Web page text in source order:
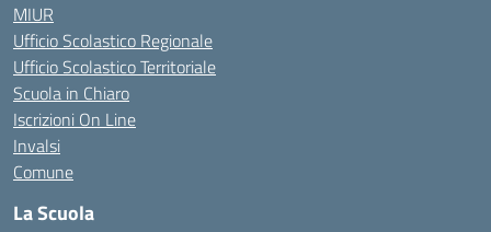
MIUR
Ufficio Scolastico Regionale
Ufficio Scolastico Territoriale
Scuola in Chiaro
Iscrizioni On Line
Invalsi
Comune
La Scuola